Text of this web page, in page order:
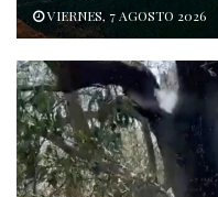
VIERNES, 7 AGOSTO 2026